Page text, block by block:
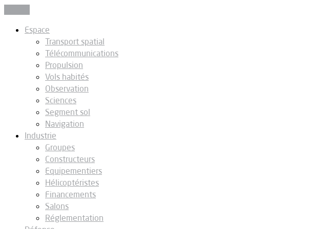
Espace
Transport spatial
Télécommunications
Propulsion
Vols habités
Observation
Sciences
Segment sol
Navigation
Industrie
Groupes
Constructeurs
Equipementiers
Hélicoptéristes
Financements
Salons
Réglementation